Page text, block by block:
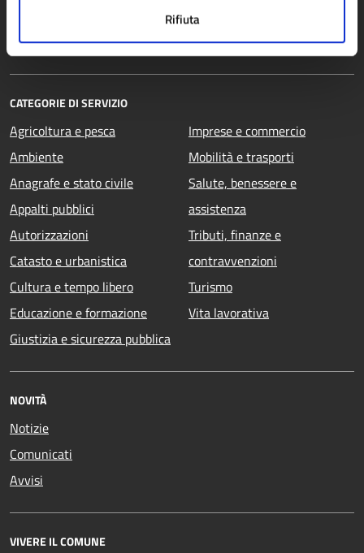
Rifiuta
Documenti e dati
CATEGORIE DI SERVIZIO
Agricoltura e pesca
Ambiente
Anagrafe e stato civile
Appalti pubblici
Autorizzazioni
Catasto e urbanistica
Cultura e tempo libero
Educazione e formazione
Giustizia e sicurezza pubblica
Imprese e commercio
Mobilità e trasporti
Salute, benessere e
assistenza
Tributi, finanze e
contravvenzioni
Turismo
Vita lavorativa
NOVITÀ
Notizie
Comunicati
Avvisi
VIVERE IL COMUNE